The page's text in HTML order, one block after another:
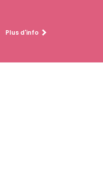
Plus d'info